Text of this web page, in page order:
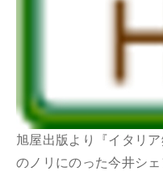
旭屋出版より『イタリ
のノリにのった今井シ